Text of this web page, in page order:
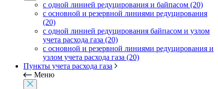
с одной линией редуцирования и байпасом (20)
с основной и резервной линиями редуцирования
(20)
с одной линией редуцирования байпасом и узлом
учета расхода газа (20)
с основной и резервной линиями редуцирования и
узлом учета расхода газа (20)
Пункты учета расхода газа
Меню